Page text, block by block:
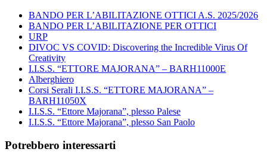
BANDO PER L’ABILITAZIONE OTTICI A.S. 2025/2026
BANDO PER L’ABILITAZIONE PER OTTICI
URP
DIVOC VS COVID: Discovering the Incredible Virus Of
Creativity
I.I.S.S. “ETTORE MAJORANA” – BARH11000E
Alberghiero
Corsi Serali I.I.S.S. “ETTORE MAJORANA” –
BARH11050X
I.I.S.S. “Ettore Majorana”, plesso Palese
I.I.S.S. “Ettore Majorana”, plesso San Paolo
Potrebbero interessarti